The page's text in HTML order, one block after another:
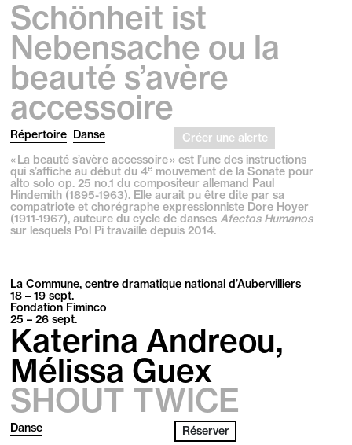
Schönheit ist
Nebensache ou la
beauté s’avère
accessoire
Répertoire Danse
Créer une alerte
« La beauté s’avère accessoire » est l’une des instructions
qui s’affiche au début du 4e mouvement de la Sonate pour
alto solo op. 25 no.1 du compositeur allemand Paul
Hindemith (1895-1963). Elle aurait pu être dite par sa
compatriote et chorégraphe expressionniste Dore Hoyer
(1911-1967), auteure du cycle de dansesAfectos Humanos
sur lesquels Pol Pi travaille depuis 2014.
La Commune, centre dramatique national d’Aubervilliers
18 – 19sept.
Fondation Fiminco
25 – 26sept.
Katerina Andreou,
Mélissa Guex
SHOUT TWICE
Danse
Réserver